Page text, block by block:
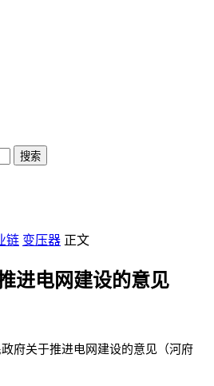
搜索
链 变压器 正文
进电网建设的意见
府关于推进电网建设的意见（河府